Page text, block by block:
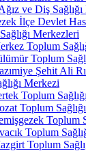
ve Diş
İlçe Devlet
Merkezleri
Toplum
Toplum
Şehit Ali
Merkezi
Toplum
Toplum
Toplum
Toplum
Toplum